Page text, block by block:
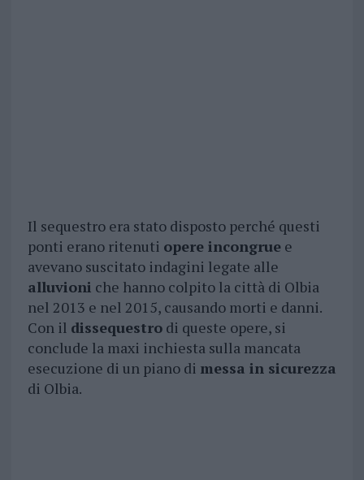
Il sequestro era stato disposto perché questi
ponti erano ritenuti opere incongruee
avevano suscitato indagini legate alle
alluvioni che hanno colpito la città di Olbia
nel 2013 e nel 2015, causando morti e danni.
Con il dissequestrodi queste opere, si
conclude la maxi inchiesta sulla mancata
esecuzione di un piano di messa in sicurezza
di Olbia.